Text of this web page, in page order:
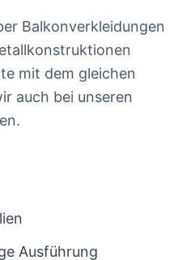
Balkonverkleidungen
mit dem gleichen
auch bei unseren
Ausführung